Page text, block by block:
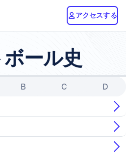
アクセスする
ール史
B C D